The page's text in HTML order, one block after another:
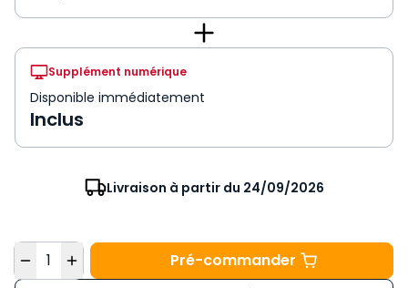
Supplément numérique
Disponible immédiatement
Inclus
Livraison à partir du 24/09/2026
Quantité Pré-commanderMémento Vente